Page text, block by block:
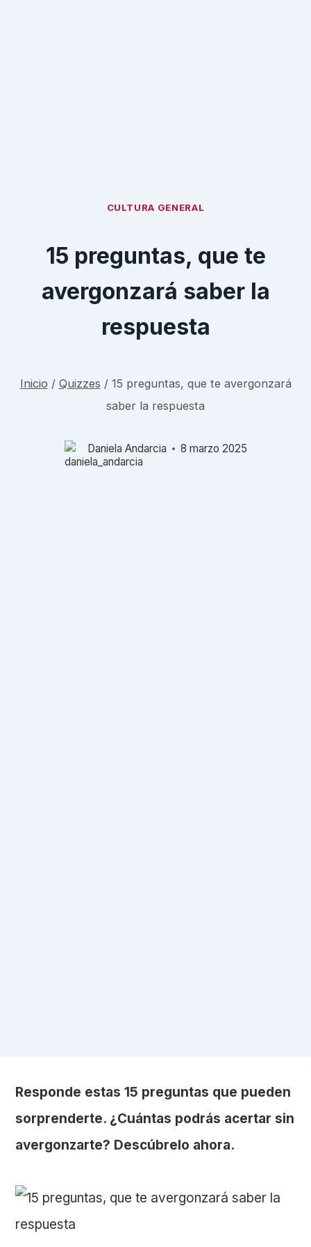
CULTURA GENERAL
15 preguntas, que te
avergonzará saber la
respuesta
Inicio / Quizzes / 15 preguntas, que te avergonzará
saber la respuesta
Daniela Andarcia 8 marzo 2025
Responde estas 15 preguntas que pueden
sorprenderte. ¿Cuántas podrás acertar sin
avergonzarte? Descúbrelo ahora.